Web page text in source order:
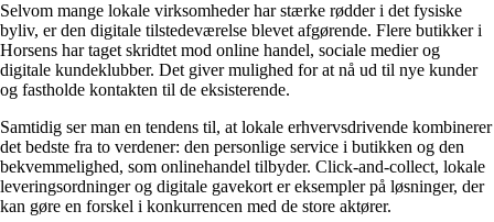
Selvom mange lokale virksomheder har stærke rødder i det fysiske
byliv, er den digitale tilstedeværelse blevet afgørende. Flere butikker i
Horsens har taget skridtet mod online handel, sociale medier og
digitale kundeklubber. Det giver mulighed for at nå ud til nye kunder
og fastholde kontakten til de eksisterende.
Samtidig ser man en tendens til, at lokale erhvervsdrivende kombinerer
det bedste fra to verdener: den personlige service i butikken og den
bekvemmelighed, som onlinehandel tilbyder. Click-and-collect, lokale
leveringsordninger og digitale gavekort er eksempler på løsninger, der
kan gøre en forskel i konkurrencen med de store aktører.